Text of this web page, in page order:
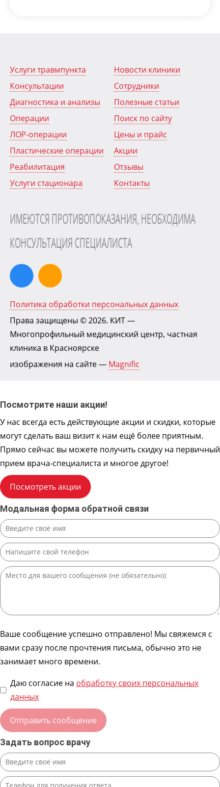
Услуги травмпункта
Консультации
Диагностика и анализы
Операции
ЛОР-операции
Пластические операции
Реабилитация
Услуги стационара
Новости клиники
Сотрудники
Полезные статьи
Поиск по сайту
Цены и прайс
Акции
Отзывы
Контакты
ИМЕЮТСЯ ПРОТИВОПОКАЗАНИЯ, НЕОБХОДИМА
КОНСУЛЬТАЦИЯ СПЕЦИАЛИСТА
Политика обработки персональных данных
Права защищены © 2026. КИТ—
Многопрофильный медицинский центр, частная
клиника в Красноярске
изображения на сайте — Magnific
Посмотрите наши акции!
У нас всегда есть действующие акции и скидки, которые
могут сделать ваш визит к нам ещё более приятным.
Прямо сейчас вы можете получить скидку на первичный
прием врача-специалиста и многое другое!
Посмотреть акции
Модальная форма обратной связи
Ваше сообщение успешно отправлено! Мы свяжемся с
вами сразу после прочтения письма, обычно это не
занимает много времени.
Даю согласие на обработку своих персональных
данных
Задать вопрос врачу